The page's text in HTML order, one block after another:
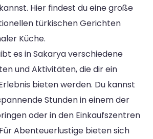
Hier findest du eine große
türkischen Gerichten
Küche.
es in Sakarya verschiedene
und Aktivitäten, die dir ein
bieten werden. Du kannst
Stunden in einem der
oder in den Einkaufszentren
Abenteuerlustige bieten sich